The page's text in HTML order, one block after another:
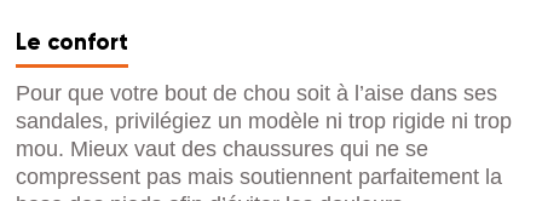
Le confort
Pour que votre bout de chou soit à l’aise dans ses
sandales, privilégiez un modèle ni trop rigide ni trop
mou. Mieux vaut des chaussures qui ne se
compressent pas mais soutiennent parfaitement la